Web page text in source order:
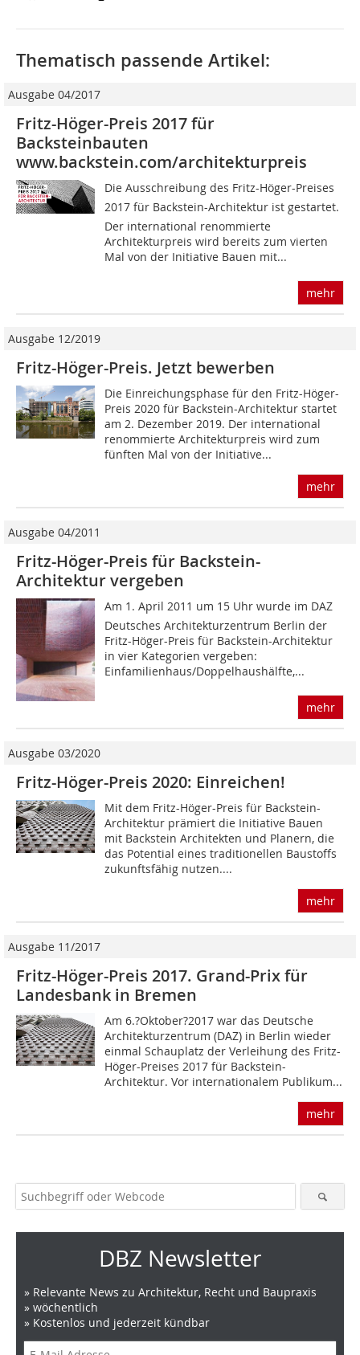
Thematisch passende Artikel:
Ausgabe 04/2017
Fritz-Höger-Preis 2017 für
Backsteinbauten
www.backstein.com/architekturpreis
Die Ausschreibung des Fritz-Höger-Preises
2017 für Backstein-Architektur ist gestartet.
Der international renommierte
Architekturpreis wird bereits zum vierten
Mal von der Initiative Bauen mit...
mehr
Ausgabe 12/2019
Fritz-Höger-Preis. Jetzt bewerben
Die Einreichungsphase für den Fritz-Höger-
Preis 2020 für Backstein-Architektur startet
am 2. Dezember 2019. Der international
renommierte Architekturpreis wird zum
fünften Mal von der Initiative...
mehr
Ausgabe 04/2011
Fritz-Höger-Preis für Backstein-
Architektur vergeben
Am 1. April 2011 um 15 Uhr wurde im DAZ 
Deutsches Architekturzentrum Berlin der
Fritz-Höger-Preis für Backstein-Architektur
in vier Kategorien vergeben:
Einfamilienhaus/Doppelhaushälfte,...
mehr
Ausgabe 03/2020
Fritz-Höger-Preis 2020: Einreichen!
Mit dem Fritz-Höger-Preis für Backstein-
Architektur prämiert die Initiative Bauen
mit Backstein Architekten und Planern, die
das Potential eines traditionellen Baustoffs
zukunftsfähig nutzen....
mehr
Ausgabe 11/2017
Fritz-Höger-Preis 2017. Grand-Prix für
Landesbank in Bremen
Am 6.?Oktober?2017 war das Deutsche
Architekturzentrum (DAZ) in Berlin wieder
einmal Schauplatz der Verleihung des Fritz-
Höger-Preises 2017 für Backstein-
Architektur. Vor internationalem Publikum...
mehr
DBZ Newsletter
» Relevante News zu Architektur, Recht und Baupraxis
» wöchentlich
» Kostenlos und jederzeit kündbar